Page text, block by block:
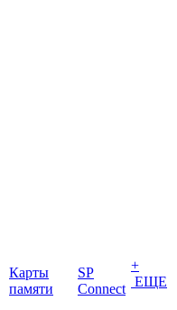
Карты
памяти
SP
Connect
+
ЕЩЕ